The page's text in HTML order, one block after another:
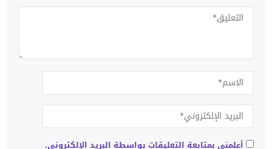
أعلمني بمتابعة التعليقات بواسطة البريد الإلكتروني.